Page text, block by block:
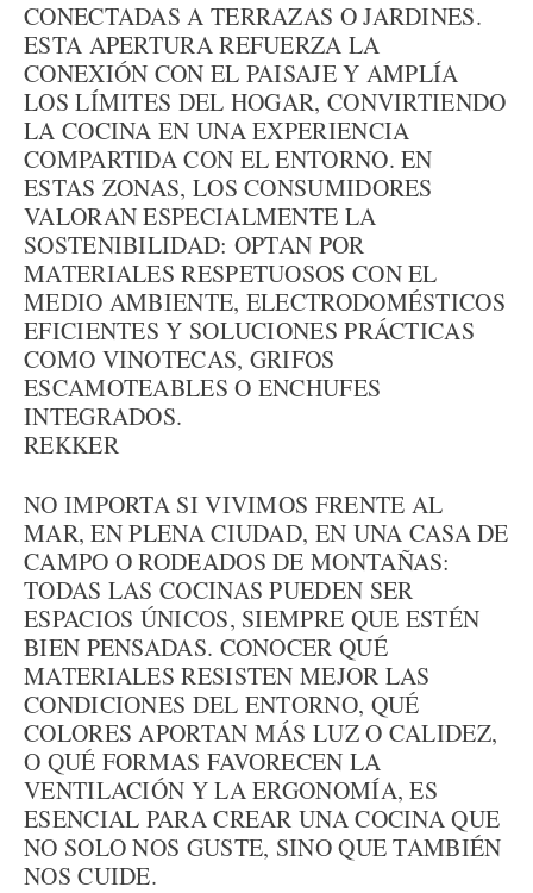
CONECTADAS A TERRAZAS O JARDINES.
ESTA APERTURA REFUERZA LA
CONEXIÓN CON EL PAISAJE Y AMPLÍA
LOS LÍMITES DEL HOGAR, CONVIRTIENDO
LA COCINA EN UNA EXPERIENCIA
COMPARTIDA CON EL ENTORNO. EN
ESTAS ZONAS, LOS CONSUMIDORES
VALORAN ESPECIALMENTE LA
SOSTENIBILIDAD: OPTAN POR
MATERIALES RESPETUOSOS CON EL
MEDIO AMBIENTE, ELECTRODOMÉSTICOS
EFICIENTES Y SOLUCIONES PRÁCTICAS
COMO VINOTECAS, GRIFOS
ESCAMOTEABLES O ENCHUFES
INTEGRADOS.
REKKER
NO IMPORTA SI VIVIMOS FRENTE AL
MAR, EN PLENA CIUDAD, EN UNA CASA DE
CAMPO O RODEADOS DE MONTAÑAS:
TODAS LAS COCINAS PUEDEN SER
ESPACIOS ÚNICOS, SIEMPRE QUE ESTÉN
BIEN PENSADAS. CONOCER QUÉ
MATERIALES RESISTEN MEJOR LAS
CONDICIONES DEL ENTORNO, QUÉ
COLORES APORTAN MÁS LUZ O CALIDEZ,
O QUÉ FORMAS FAVORECEN LA
VENTILACIÓN Y LA ERGONOMÍA, ES
ESENCIAL PARA CREAR UNA COCINA QUE
NO SOLO NOS GUSTE, SINO QUE TAMBIÉN
NOS CUIDE.